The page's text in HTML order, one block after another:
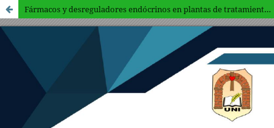
Fármacos y desreguladores endócrinos en plantas de tratamiento de aguas residuales de ciudades brasileñas